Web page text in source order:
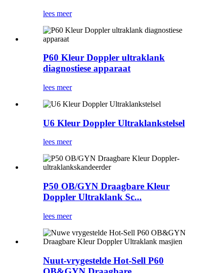
lees meer
P60 Kleur Doppler ultraklank
diagnostiese apparaat
lees meer
U6 Kleur Doppler Ultraklankstelsel
lees meer
P50 OB/GYN Draagbare Kleur
Doppler Ultraklank Sc...
lees meer
Nuut-vrygestelde Hot-Sell P60